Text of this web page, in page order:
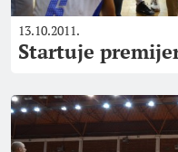
13.10.2011.
Startuje